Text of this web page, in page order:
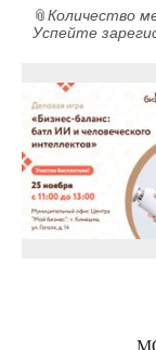
📎Количество
Успейте